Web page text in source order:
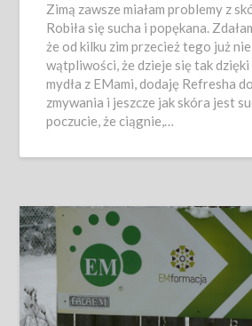
Zimą zawsze miałam problemy z
Robiła się sucha i popękana.
że od kilku zim przecież tego już nie
wątpliwości, że dzieje się tak dzięki
mydła z EMami, dodaję Refresha
zmywania i jeszcze jak skóra jest
poczucie, że ciągnie,…